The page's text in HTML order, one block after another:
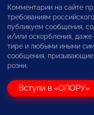
Комментарии на сайте
требованиям
публикуем сообщения,
и/или оскорбления, даже
тире и любыми иными
сообщения,
розни.
Вступи в «ОПОРУ»